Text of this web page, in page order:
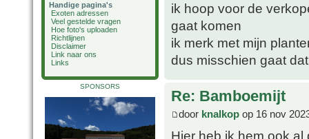
Handige pagina's
Exoten adressen
Veel gestelde vragen
Hoe foto's uploaden
Richtlijnen
Disclaimer
Link naar ons
Links
SPONSORS
ik hoop voor de
gaat komen
ik merk met mijn
dus misschien gaat
Re: Bamboemijt
door knalkop op 16 nov
Hier heb ik hem ook